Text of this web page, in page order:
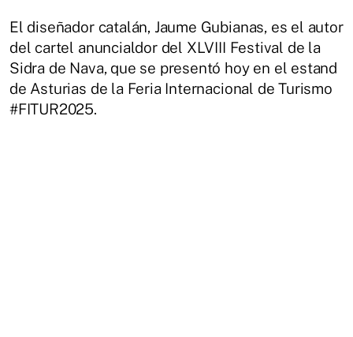
El diseñador catalán, Jaume Gubianas, es el autor
del cartel anuncialdor del XLVIII Festival de la
Sidra de Nava, que se presentó hoy en el estand
de Asturias de la Feria Internacional de Turismo
#FITUR2025.